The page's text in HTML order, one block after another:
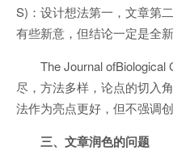
S)：设计想法第一，文章第
有些新意，但结论一定是全
The Journal
尽，方法多样，论点的切入
法作为亮点更好，但不强调创
三、文章润色的问题